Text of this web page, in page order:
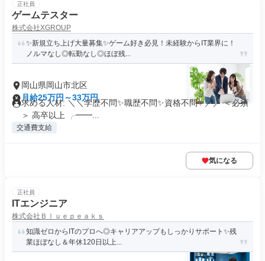
正社員
ゲームテスター
株式会社XGROUP
✨新規立ち上げ大量募集✨ゲーム好き必見！未経験からIT業界に！
ノルマなし◎転勤なし◎ほぼ残...
岡山県岡山市北区
月給25万円～33万円
求める人材: ＼＼学歴不問✨職歴不問✨資格不問✨／／ ＜必須
＞ 高卒以上 ╭━━...
交通費支給
気になる
正社員
ITエンジニア
株式会社Ｂｌｕｅｐｅａｋｓ
知識ゼロからITのプロへ◎キャリアアップもしっかりサポート✨残
業ほぼなし＆年休120日以上...